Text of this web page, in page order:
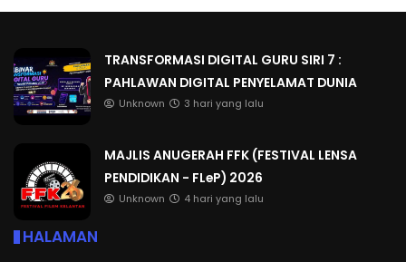
TRANSFORMASI DIGITAL GURU SIRI 7 :
PAHLAWAN DIGITAL PENYELAMAT DUNIA
Unknown 3 hari yang lalu
MAJLIS ANUGERAH FFK (FESTIVAL LENSA
PENDIDIKAN - FLeP) 2026
Unknown 4 hari yang lalu
HALAMAN